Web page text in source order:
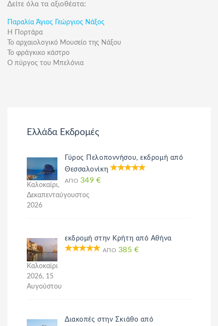
Δείτε όλα τα αξιοθέατα:
Παραλία Άγιος Γεώργιος Νάξος
Η Πορτάρα
Το αρχαιολογικό Μουσείο της Νάξου
Το φράγκικο κάστρο
Ο πύργος του Μπελόνια
Ελλάδα Εκδρομές
Καλοκαίρι,
Δεκαπενταύγουστος
2026
Γύρος Πελοποννήσου, εκδρομή από
Θεσσαλονίκη
ΑΠΌ 349 €
Καλοκαίρι
2026, 15
Αυγούστου
εκδρομή στην Κρήτη από Αθήνα
ΑΠΌ 385 €
Διακοπές στην Σκιάθο από